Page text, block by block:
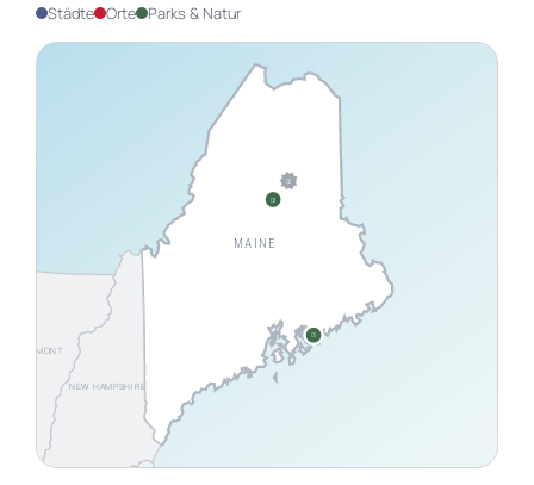
Städte Orte Parks & Natur
MAINE
NEW HAMPSHIRE
VERMONT
01
02
03